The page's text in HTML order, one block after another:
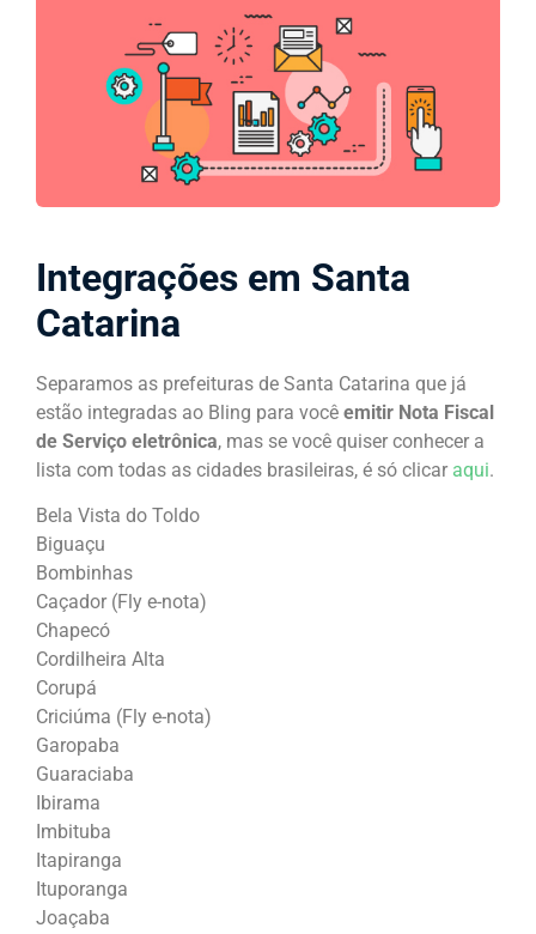
Integrações em Santa
Catarina
Separamos as prefeituras de Santa Catarina que já
estão integradas ao Bling para você emitir Nota Fiscal
de Serviço eletrônica, mas se você quiser conhecer a
lista com todas as cidades brasileiras, é só clicar aqui.
Bela Vista do Toldo
Biguaçu
Bombinhas
Caçador (Fly e-nota)
Chapecó
Cordilheira Alta
Corupá
Criciúma (Fly e-nota)
Garopaba
Guaraciaba
Ibirama
Imbituba
Itapiranga
Ituporanga
Joaçaba